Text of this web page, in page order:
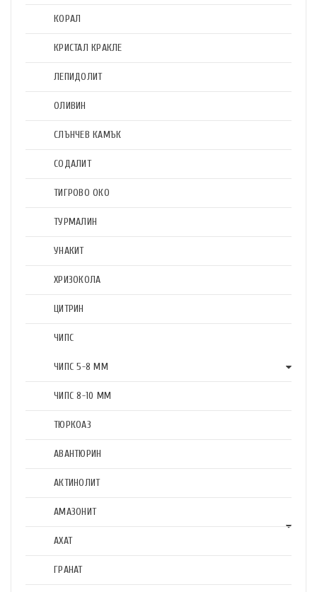
КОРАЛ
КРИСТАЛ КРАКЛЕ
ЛЕПИДОЛИТ
ОЛИВИН
СЛЪНЧЕВ КАМЪК
СОДАЛИТ
ТИГРОВО ОКО
ТУРМАЛИН
УНАКИТ
ХРИЗОКОЛА
ЦИТРИН
ЧИПС
ЧИПС 5-8 ММ
ЧИПС 8-10 ММ
ТЮРКОАЗ
АВАНТЮРИН
АКТИНОЛИТ
АМАЗОНИТ
АХАТ
ГРАНАТ